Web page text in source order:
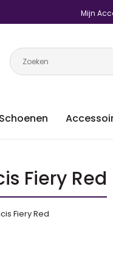
Mijn
Schoenen
Fiery Red
Fiery Red